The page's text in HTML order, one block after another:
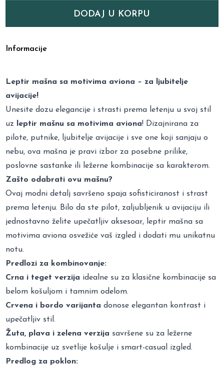
DODAJ U KORPU
Informacije
Leptir mašna sa motivima aviona – za ljubitelje
avijacije!
Unesite dozu elegancije i strasti prema letenju u svoj stil
uz
leptir mašnu sa motivima aviona! Dizajnirana za
pilote, putnike, ljubitelje avijacije i sve one koji sanjaju o
nebu, ova mašna je pravi izbor za posebne prilike,
poslovne sastanke ili ležerne kombinacije sa karakterom.
Zašto odabrati ovu mašnu?
Ovaj modni detalj savršeno spaja sofisticiranost i strast
prema letenju. Bilo da ste pilot, zaljubljenik u avijaciju ili
jednostavno želite upečatljiv aksesoar, leptir mašna sa
motivima aviona osvežiće vaš izgled i dodati mu unikatnu
notu.
Predlozi za kombinovanje:
Crna i teget verzija idealne su za klasične kombinacije sa
belom košuljom i tamnim odelom.
Crvena i bordo varijanta donose elegantan kontrast i
upečatljiv stil.
Žuta, plava i zelena verzija savršene su za ležerne
kombinacije uz svetlije košulje i smart-casual izgled.
Predlog za poklon: